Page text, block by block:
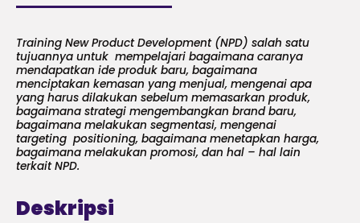
Training New Product Development (NPD) salah satu
tujuannya untuk mempelajari bagaimana caranya
mendapatkan ide produk baru, bagaimana
menciptakan kemasan yang menjual, mengenai apa
yang harus dilakukan sebelum memasarkan produk,
bagaimana strategi mengembangkan brand baru,
bagaimana melakukan segmentasi, mengenai
targeting positioning, bagaimana menetapkan harga,
bagaimana melakukan promosi, dan hal – hal lain
terkait NPD.
Deskripsi